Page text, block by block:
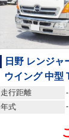
日野 レンジャ
ウイング 中型
走行距離 -
年式 -